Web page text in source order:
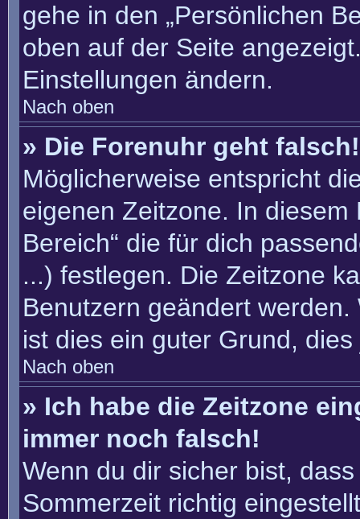
gehe in den „Persönlichen
oben auf der Seite
Einstellungen ändern.
Nach oben
» Die Forenuhr geht falsch!
Möglicherweise entspricht
eigenen Zeitzone. In diesem
Bereich“ die für dich
...) festlegen. Die Zeitzone
Benutzern geändert
ist dies ein guter Grund,
Nach oben
» Ich habe die Zeitzone
immer noch falsch!
Wenn du dir sicher bist,
Sommerzeit richtig